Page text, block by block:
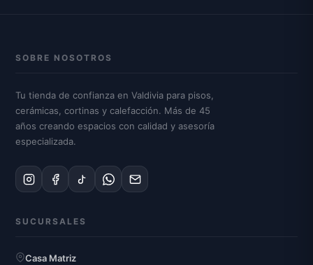
SOBRE NOSOTROS
Tu tienda de confianza en Valdivia para pisos,
cerámicas, cortinas y calefacción. Más de 45
años creando espacios con calidad y asesoría
especializada.
SUCURSALES
Casa Matriz